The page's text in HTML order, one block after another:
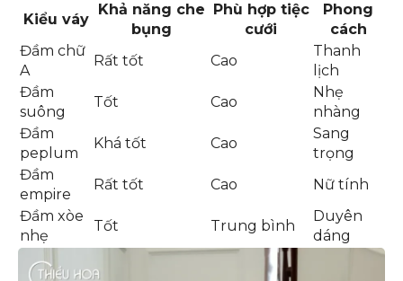
Kiểu váy
Khả năng che
bụng
Phù hợp tiệc
cưới
Phong
cách
Đầm chữ
A
Rất tốt Cao
Thanh
lịch
Đầm
suông
Tốt Cao
Nhẹ
nhàng
Đầm
peplum
Khá tốt Cao
Sang
trọng
Đầm
empire
Rất tốt Cao
Nữ tính
Đầm xòe
nhẹ
Tốt Trung bình
Duyên
dáng